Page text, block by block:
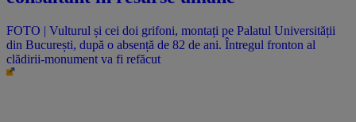
FOTO | Vulturul și cei doi grifoni, montați pe Palatul Universității
din București, după o absență de 82 de ani. Întregul fronton al
clădirii-monument va fi refăcut